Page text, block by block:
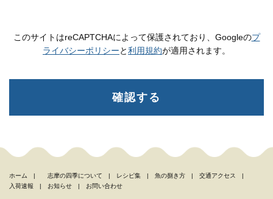
このサイトはreCAPTCHAによって保護されており、Googleのプ
ライバシーポリシーと利用規約が適用されます。
ホーム | 志摩の四季について | レシピ集 | 魚の捌き方 | 交通アクセス
|
入荷速報 | お知らせ | お問い合わせ